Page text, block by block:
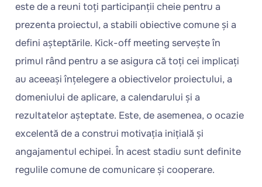
este de a reuni toți participanții cheie pentru a
prezenta proiectul, a stabili obiective comune și a
defini așteptările. Kick-off meeting servește în
primul rând pentru a se asigura că toți cei implicați
au aceeași înțelegere a obiectivelor proiectului, a
domeniului de aplicare, a calendarului și a
rezultatelor așteptate. Este, de asemenea, o ocazie
excelentă de a construi motivația inițială și
angajamentul echipei. În acest stadiu sunt definite
regulile comune de comunicare și cooperare.